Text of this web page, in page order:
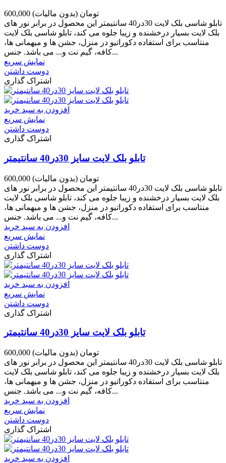
600,000 تومان (بدون مالیات)
تابلو شاسی بلک لایت 30در40 سانتیمتر این محصول در برابر نور های
بلک لایت بسیار درخشنده و زیبا جلوه می کند، تابلو شاسی بلک لایت
منتاسب برای استفاده دکوراتیو در منزل، جشن ها و میهمانی ها،
کافه، گیم نت و... می باشد. جنس...
نمایش سریع
دوست داشتن
اشتراک گذاری
افزودن به سبد خرید
نمایش سریع
دوست داشتن
اشتراک گذاری
تابلو بلک لایت سایز 30در40 سانتیمتر
600,000 تومان (بدون مالیات)
تابلو شاسی بلک لایت 30در40 سانتیمتر این محصول در برابر نور های
بلک لایت بسیار درخشنده و زیبا جلوه می کند، تابلو شاسی بلک لایت
منتاسب برای استفاده دکوراتیو در منزل، جشن ها و میهمانی ها،
کافه، گیم نت و... می باشد. جنس...
افزودن به سبد خرید
نمایش سریع
دوست داشتن
اشتراک گذاری
افزودن به سبد خرید
نمایش سریع
دوست داشتن
اشتراک گذاری
تابلو بلک لایت سایز 30در40 سانتیمتر
600,000 تومان (بدون مالیات)
تابلو شاسی بلک لایت 30در40 سانتیمتر این محصول در برابر نور های
بلک لایت بسیار درخشنده و زیبا جلوه می کند، تابلو شاسی بلک لایت
منتاسب برای استفاده دکوراتیو در منزل، جشن ها و میهمانی ها،
کافه، گیم نت و... می باشد. جنس...
افزودن به سبد خرید
نمایش سریع
دوست داشتن
اشتراک گذاری
افزودن به سبد خرید